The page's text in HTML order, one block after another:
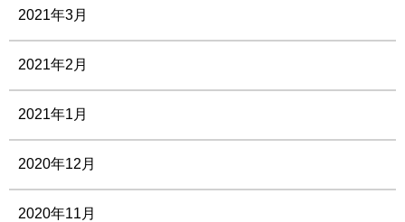
2021年3月
2021年2月
2021年1月
2020年12月
2020年11月